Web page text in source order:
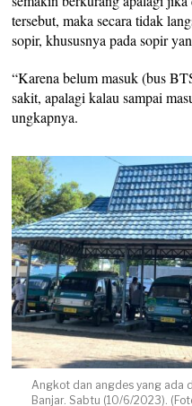
tersebut, maka secara tidak
sopir, khususnya pada sopir
“Karena belum masuk (bus
sakit, apalagi kalau sampai
ungkapnya.
Angkot dan angdes yang ada
Banjar. Sabtu (10/6/2023).